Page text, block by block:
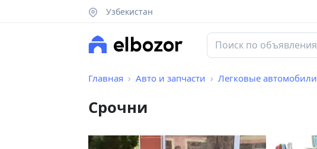
Узбекистан
Главная Авто и запчасти Легковые автомобили
Срочни